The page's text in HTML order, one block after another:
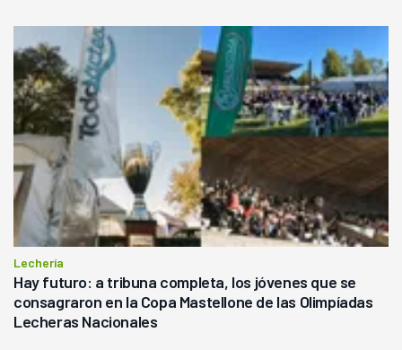
Lechería
Hay futuro: a tribuna completa, los jóvenes que se
consagraron en la Copa Mastellone de las Olimpíadas
Lecheras Nacionales